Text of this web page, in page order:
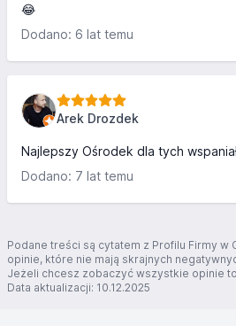
😂
Dodano: 6 lat temu
Arek Drozdek
Najlepszy Ośrodek dla tych
Dodano: 7 lat temu
Podane treści są cytatem z Profilu Firmy w
opinie, które nie mają skrajnych
Jeżeli chcesz zobaczyć wszystkie opinie
Data aktualizacji: 10.12.2025